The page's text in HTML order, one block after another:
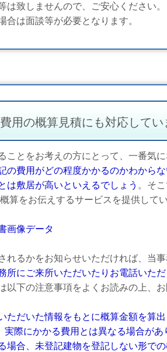
は致しませんので、ご安心ください。
合は面談等が必要となります。
用の概算見積にも対応してい
ことをお考えの方にとって、一番気
の費用がどの程度かかるのかわから
は敷居が高いといえるでしょう 。そ
算をお伝えするサービスを提供して
画像データ
れるかをお知らせいただければ、当
所にご来所いただいたりお電話いただ
以下の注意事項をよくお読みの上、お
ただいた情報をもとに概算金額を算
かかる費用とは異なる場合があり
、未登記建物を登記しない形での